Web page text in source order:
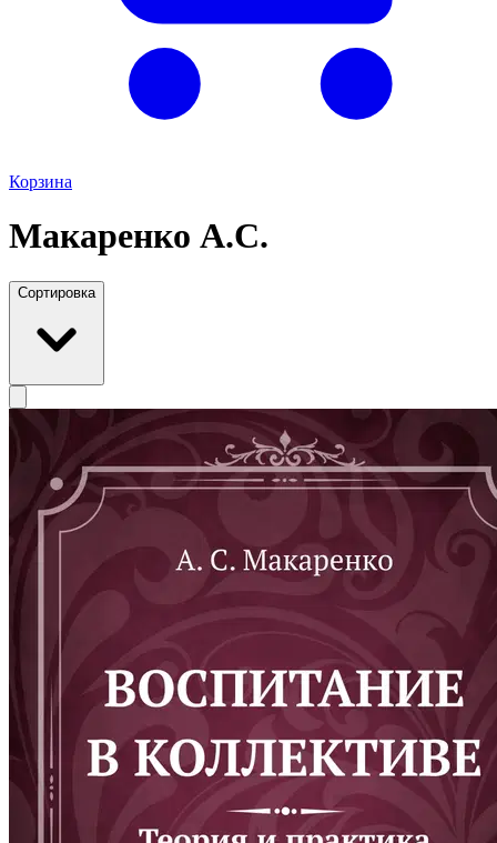
Корзина
Макаренко А.С.
Сортировка